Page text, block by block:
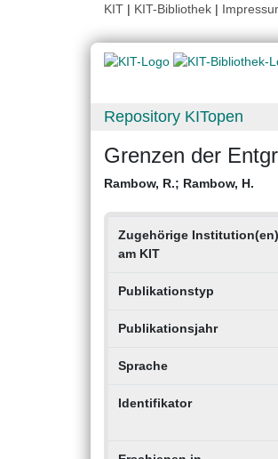
KIT | KIT-Bibliothek |
Repository KITopen
Grenzen der
Rambow, R.; Rambow, H.
Zugehörige Institution(en)
am KIT
Publikationstyp
Publikationsjahr
Sprache
Identifikator